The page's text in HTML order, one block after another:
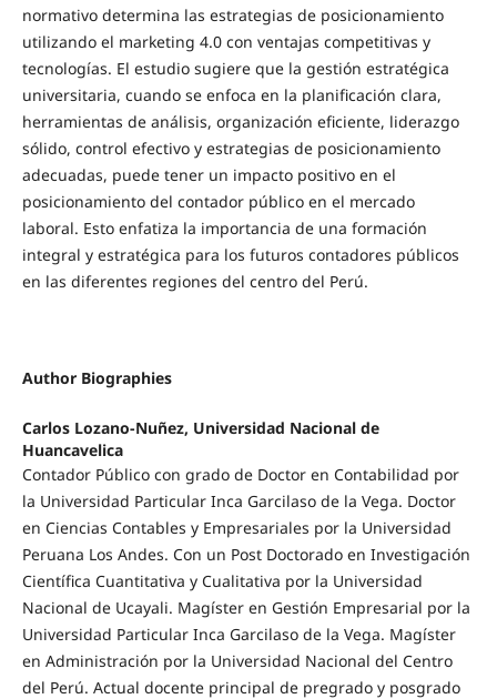
normativo determina las estrategias de posicionamiento
utilizando el marketing 4.0 con ventajas competitivas y
tecnologías. El estudio sugiere que la gestión estratégica
universitaria, cuando se enfoca en la planificación clara,
herramientas de análisis, organización eficiente, liderazgo
sólido, control efectivo y estrategias de posicionamiento
adecuadas, puede tener un impacto positivo en el
posicionamiento del contador público en el mercado
laboral. Esto enfatiza la importancia de una formación
integral y estratégica para los futuros contadores públicos
en las diferentes regiones del centro del Perú.
Author Biographies
Carlos Lozano-Nuñez, Universidad Nacional de
Huancavelica
Contador Público con grado de Doctor en Contabilidad por
la Universidad Particular Inca Garcilaso de la Vega. Doctor
en Ciencias Contables y Empresariales por la Universidad
Peruana Los Andes. Con un Post Doctorado en Investigación
Científica Cuantitativa y Cualitativa por la Universidad
Nacional de Ucayali. Magíster en Gestión Empresarial por la
Universidad Particular Inca Garcilaso de la Vega. Magíster
en Administración por la Universidad Nacional del Centro
del Perú. Actual docente principal de pregrado y posgrado